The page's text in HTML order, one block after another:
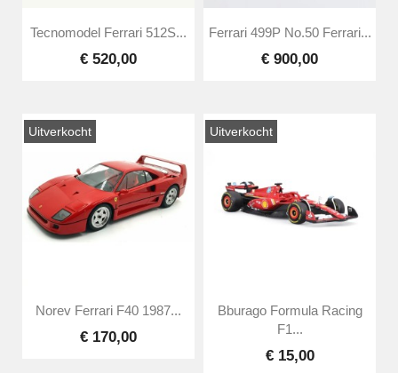
Tecnomodel Ferrari 512S...
€ 520,00
Ferrari 499P No.50 Ferrari...
€ 900,00
Uitverkocht
Norev Ferrari F40 1987...
€ 170,00
Uitverkocht
Bburago Formula Racing
F1...
€ 15,00